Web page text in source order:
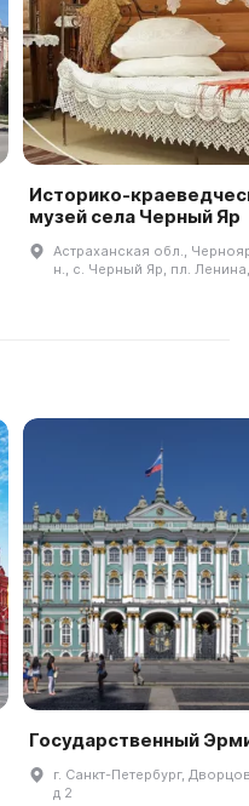
Историко-
музей села Черный Яр
Астраханская обл.,
н., с. Черный Яр, пл.
Государственный
г. Санкт-Петербург,
д 2